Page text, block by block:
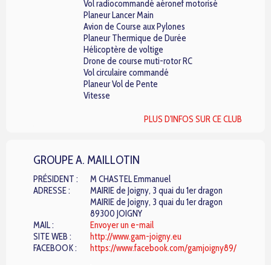
Vol radiocommandé aéronef motorisé
Planeur Lancer Main
Avion de Course aux Pylones
Planeur Thermique de Durée
Hélicoptère de voltige
Drone de course muti-rotor RC
Vol circulaire commandé
Planeur Vol de Pente
Vitesse
PLUS D'INFOS SUR CE CLUB
GROUPE A. MAILLOTIN
PRÉSIDENT :
M CHASTEL Emmanuel
ADRESSE :
MAIRIE de Joigny, 3 quai du 1er dragon
MAIRIE de Joigny, 3 quai du 1er dragon
89300 JOIGNY
MAIL :
Envoyer un e-mail
SITE WEB :
http://www.gam-joigny.eu
FACEBOOK :
https://www.facebook.com/gamjoigny89/